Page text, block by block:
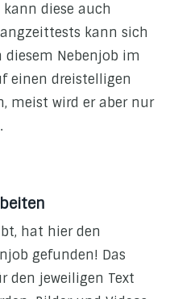
diese auch
kann sich
diesem Nebenjob im
einen dreistelligen
meist wird er aber nur
hat hier den
gefunden! Das
den jeweiligen Text